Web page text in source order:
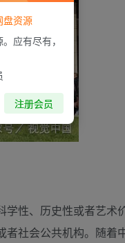
学性、历史性或者艺术
者社会公共机构。随着
盘资源
应有尽有，
注册会员